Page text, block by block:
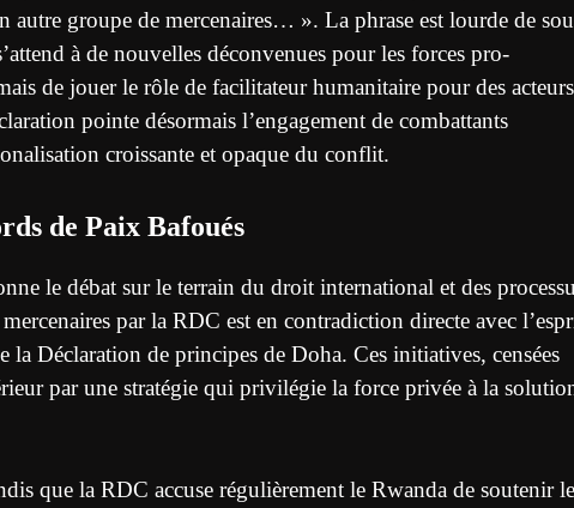
autre groupe de mercenaires… ». La phrase est lourde de
à de nouvelles déconvenues pour les forces pro-
de jouer le rôle de facilitateur humanitaire pour des acteurs
pointe désormais l’engagement de combattants
croissante et opaque du conflit.
de Paix Bafoués
le débat sur le terrain du droit international et des
par la RDC est en contradiction directe avec
Déclaration de principes de Doha. Ces initiatives, censées
par une stratégie qui privilégie la force privée à la
que la RDC accuse régulièrement le Rwanda de soutenir le